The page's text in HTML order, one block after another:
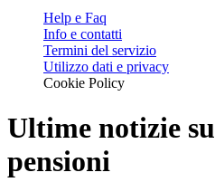
Help e Faq
Info e contatti
Termini del servizio
Utilizzo dati e privacy
Cookie Policy
Ultime notizie su
pensioni